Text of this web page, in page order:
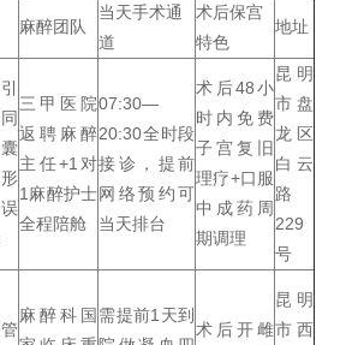
麻醉团队
当天手术通
道
术后保宫
特色
地址
三甲医院
返聘麻醉
主任+1对
1麻醉护士
全程陪舱
07:30—
20:30全时段
接诊，提前
网络预约可
当天排台
术后48小
时内免费
子宫复旧
理疗+口服
中成药周
期调理
昆明
市盘
龙区
白云
路
229
号
麻醉科国需提前1天到
术后开雌
昆明
市西